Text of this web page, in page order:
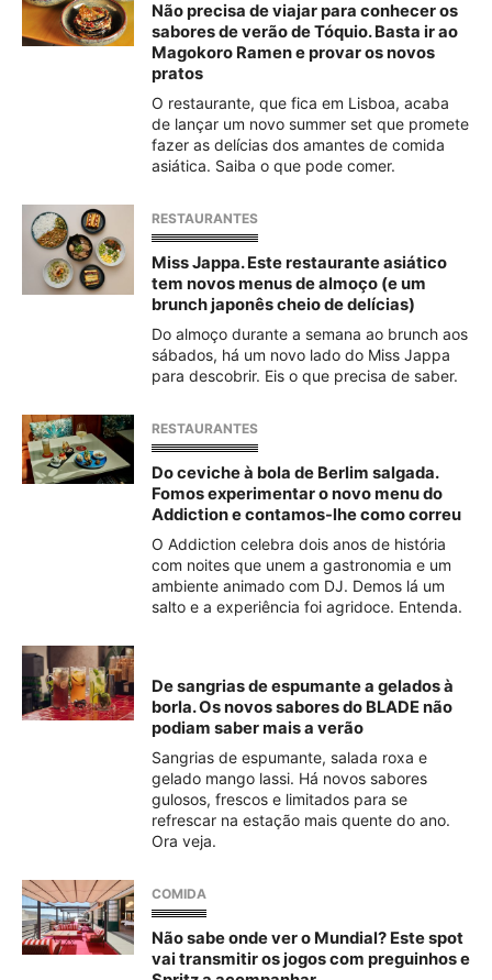
Não precisa de viajar para conhecer os
sabores de verão de Tóquio. Basta ir ao
Magokoro Ramen e provar os novos
pratos
O restaurante, que fica em Lisboa, acaba
de lançar um novo summer set que promete
fazer as delícias dos amantes de comida
asiática. Saiba o que pode comer.
RESTAURANTES
Miss Jappa. Este restaurante asiático
tem novos menus de almoço (e um
brunch japonês cheio de delícias)
Do almoço durante a semana ao brunch aos
sábados, há um novo lado do Miss Jappa
para descobrir. Eis o que precisa de saber.
RESTAURANTES
Do ceviche à bola de Berlim salgada.
Fomos experimentar o novo menu do
Addiction e contamos-lhe como correu
O Addiction celebra dois anos de história
com noites que unem a gastronomia e um
ambiente animado com DJ. Demos lá um
salto e a experiência foi agridoce. Entenda.
De sangrias de espumante a gelados à
borla. Os novos sabores do BLADE não
podiam saber mais a verão
Sangrias de espumante, salada roxa e
gelado mango lassi. Há novos sabores
gulosos, frescos e limitados para se
refrescar na estação mais quente do ano.
Ora veja.
COMIDA
Não sabe onde ver o Mundial? Este spot
vai transmitir os jogos com preguinhos e